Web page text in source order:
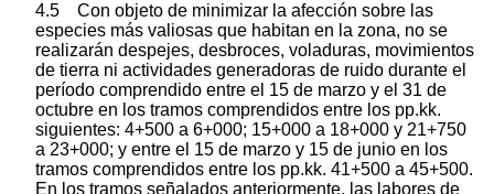
4.5 Con objeto de minimizar la afección sobre las
especies más valiosas que habitan en la zona, no se
realizarán despejes, desbroces, voladuras, movimientos
de tierra ni actividades generadoras de ruido durante el
período comprendido entre el 15 de marzo y el 31 de
octubre en los tramos comprendidos entre los pp.kk.
siguientes: 4+500 a 6+000; 15+000 a 18+000 y 21+750
a 23+000; y entre el 15 de marzo y 15 de junio en los
tramos comprendidos entre los pp.kk. 41+500 a 45+500.
En los tramos señalados anteriormente, las labores de